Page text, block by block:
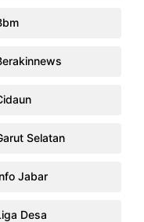
Selatan
Jabar
Desa